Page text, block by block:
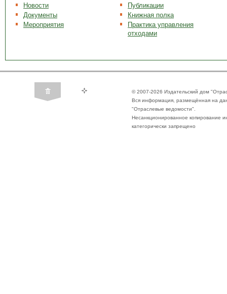
Новости
Документы
Мероприятия
Публикации
Книжная полка
Практика управления
отходами
© 2007-2026 Издательский дом
Вся информация, размещённая на
"Отраслевые ведомости".
Несанкционированное копирование
категорически запрещено